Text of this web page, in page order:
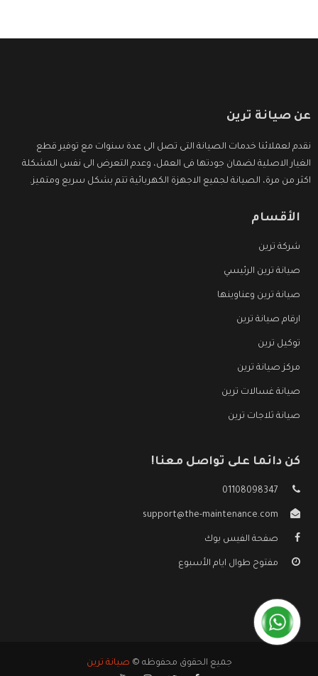
عن صيانة ترين
نقدم لعملائنا خدمات الصيانة التى تصل الى عدة سنوات مع توفير قطع
الغيار الاصلية لضمان جودتها فى العمل، وعدم التعرض الى نفس المشكلة
اكثر من مرة، الصيانة لجميع الاجهزة الكهربائية تتم بشكل سريع ومتميز.
الأقسام
شركة ترين
صيانة ترين الرئيسي
صيانة ترين وعناوينها
ارقام صيانة ترين
توكيل ترين
مركز صيانة ترين
صيانة غسالات ترين
صيانة ثلاجات ترين
كن دائما على تواصل معنا!
01108098347
support@the-maintenance.com
صفحة الفيس بوك
مفتوح طوال ايام الأسبوع
جميع الحقوق محفوظه © صيانة ترين